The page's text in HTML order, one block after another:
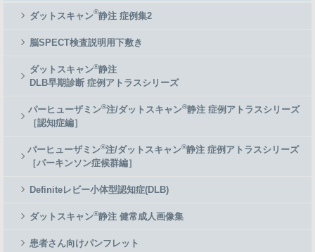
ダットスキャン®静注 症例集2
脳SPECT検査説明用下敷き
ダットスキャン®静注
DLB早期診断 症例アトラスシリーズ
パーヒューザミン®注/ダットスキャン®静注 症例アトラスシリーズ
［認知症編］
パーヒューザミン®注/ダットスキャン®静注 症例アトラスシリーズ
［パーキンソン症候群編］
Definiteレビー小体型認知症(DLB)
ダットスキャン®静注 健常成人画像集
患者さん向けパンフレット